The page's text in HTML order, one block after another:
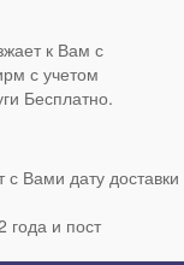
к Вам с
с учетом
Бесплатно.
Вами дату доставки
года и пост